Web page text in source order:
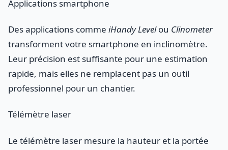
Applications smartphone
Des applications comme iHandy Levelou Clinometer
transforment votre smartphone en inclinomètre.
Leur précision est suffisante pour une estimation
rapide, mais elles ne remplacent pas un outil
professionnel pour un chantier.
Télémètre laser
Le télémètre laser mesure la hauteur et la portée